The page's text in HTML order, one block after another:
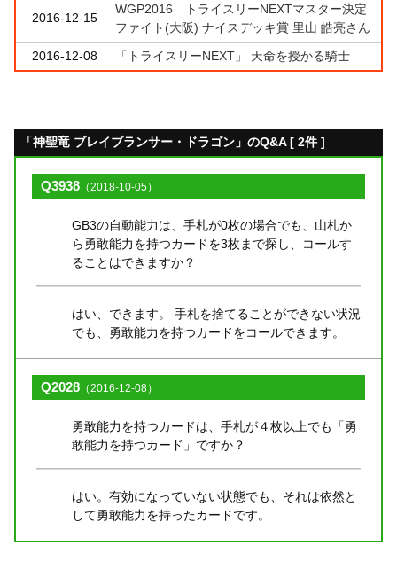
2016-12-15
WGP2016 トライスリーNEXTマスター決定
ファイト(大阪) ナイスデッキ賞 里山 皓亮さん
2016-12-08
「トライスリーNEXT」 天命を授かる騎士
「神聖竜 ブレイブランサー・ドラゴン」のQ&A [ 2件 ]
Q3938 （2018-10-05）
GB3の自動能力は、手札が0枚の場合でも、山札か
ら勇敢能力を持つカードを3枚まで探し、コールす
ることはできますか？
はい、できます。 手札を捨てることができない状況
でも、勇敢能力を持つカードをコールできます。
Q2028 （2016-12-08）
勇敢能力を持つカードは、手札が４枚以上でも「勇
敢能力を持つカード」ですか？
はい。有効になっていない状態でも、それは依然と
して勇敢能力を持ったカードです。